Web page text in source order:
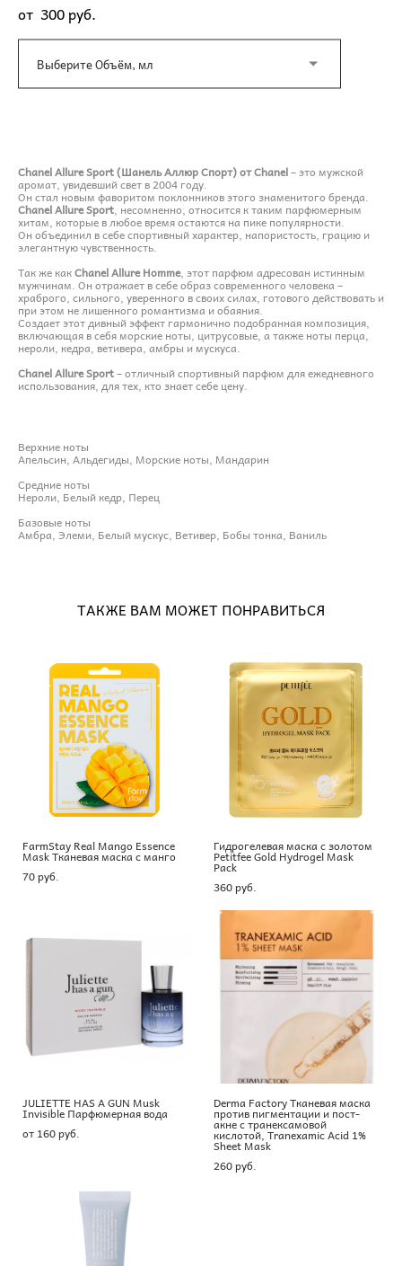
от 300 pуб.
Выберите Объём, мл
Chanel Allure Sport (Шанель Аллюр Спорт) от Chanel– это мужской
аромат, увидевший свет в 2004 году.
Он стал новым фаворитом поклонников этого знаменитого бренда.
Chanel Allure Sport, несомненно, относится к таким парфюмерным
хитам, которые в любое время остаются на пике популярности.
Он объединил в себе спортивный характер, напористость, грацию и
элегантную чувственность.
Так же какChanel Allure Homme, этот парфюм адресован истинным
мужчинам. Он отражает в себе образ современного человека –
храброго, сильного, уверенного в своих силах, готового действовать и
при этом не лишенного романтизма и обаяния.
Создает этот дивный эффект гармонично подобранная композиция,
включающая в себя морские ноты, цитрусовые, а также ноты перца,
нероли, кедра, ветивера, амбры и мускуса.
Chanel Allure Sport– отличный спортивный парфюм для ежедневного
использования, для тех, кто знает себе цену.
Верхние ноты
Апельсин, Альдегиды, Морские ноты, Мандарин
Средние ноты
Нероли, Белый кедр, Перец
Базовые ноты
Амбра, Элеми, Белый мускус, Ветивер, Бобы тонка, Ваниль
ТАКЖЕ ВАМ МОЖЕТ ПОНРАВИТЬСЯ
FarmStay Real Mango Essence
Mask Тканевая маска с манго
70 pуб.
Гидрогелевая маска с золотом
Petitfee Gold Hydrogel Mask
Pack
360 pуб.
JULIETTE HAS A GUN Musk
Invisible Парфюмерная вода
от 160 pуб.
Derma Factory Тканевая маска
против пигментации и пост-
акне с транексамовой
кислотой, Tranexamic Acid 1%
Sheet Mask
260 pуб.